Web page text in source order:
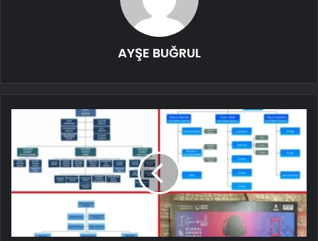
AYŞE BUĞRUL